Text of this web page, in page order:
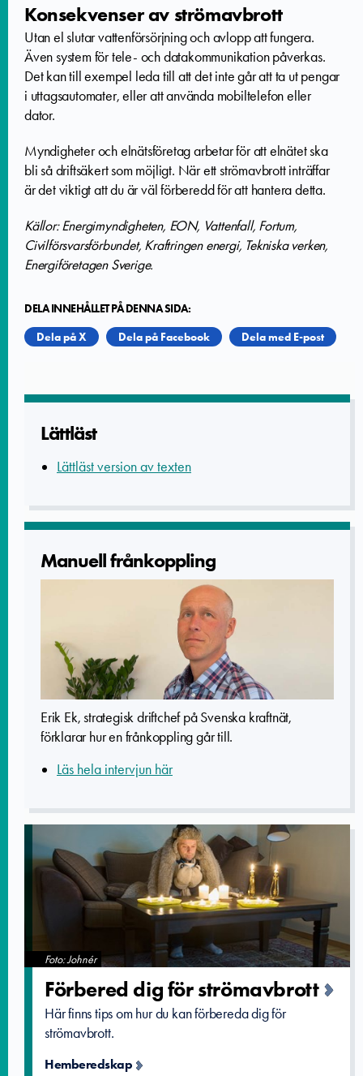
Konsekvenser av strömavbrott
Utan el slutar vattenförsörjning och avlopp att fungera.
Även system för tele- och datakommunikation påverkas.
Det kan till exempel leda till att det inte går att ta ut pengar
i uttagsautomater, eller att använda mobiltelefon eller
dator.
Myndigheter och elnätsföretag arbetar för att elnätet ska
bli så driftsäkert som möjligt. När ett strömavbrott inträffar
är det viktigt att du är väl förberedd för att hantera detta.
Källor: Energimyndigheten, EON, Vattenfall, Fortum,
Civilförsvarsförbundet, Kraftringen energi, Tekniska verken,
Energiföretagen Sverige.
DELA INNEHÅLLET PÅ DENNA SIDA:
Dela på X
Dela på Facebook Dela med E-post
Lättläst
Lättläst version av texten
Manuell frånkoppling
Erik Ek, strategisk driftchef på Svenska kraftnät,
förklarar hur en frånkoppling går till.
Läs hela intervjun här
Foto: Johnér
Förbered dig för strömavbro­tt
Här finns tips om hur du kan förbereda dig för
strömavbrott.
Hemberedskap